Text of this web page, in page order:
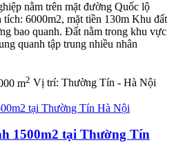
nằm trên mặt đường Quốc lộ
6000m2, mặt tiền 130m Khu đất
bao quanh. Đất nằm trong khu vực
quanh tập trung nhiều nhân
m2 Vị trí: Thường Tín - Hà Nội
1500m2 tại Thường Tín